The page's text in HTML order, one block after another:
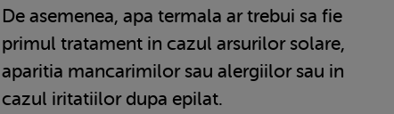
De asemenea, apa termala ar trebui sa fie
primul tratament in cazul arsurilor solare,
aparitia mancarimilor sau alergiilor sau in
cazul iritatiilor dupa epilat.